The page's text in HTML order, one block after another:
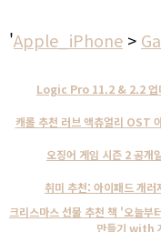
'Apple_iPhone >
Logic Pro 11.2 & 2.2 업
캐롤 추천 러브 액츄얼리 OST
오징어 게임 시즌 2 공개
취미 추천: 아이패드 개러
크리스마스 선물 추천 책 '오늘부
만들기 with